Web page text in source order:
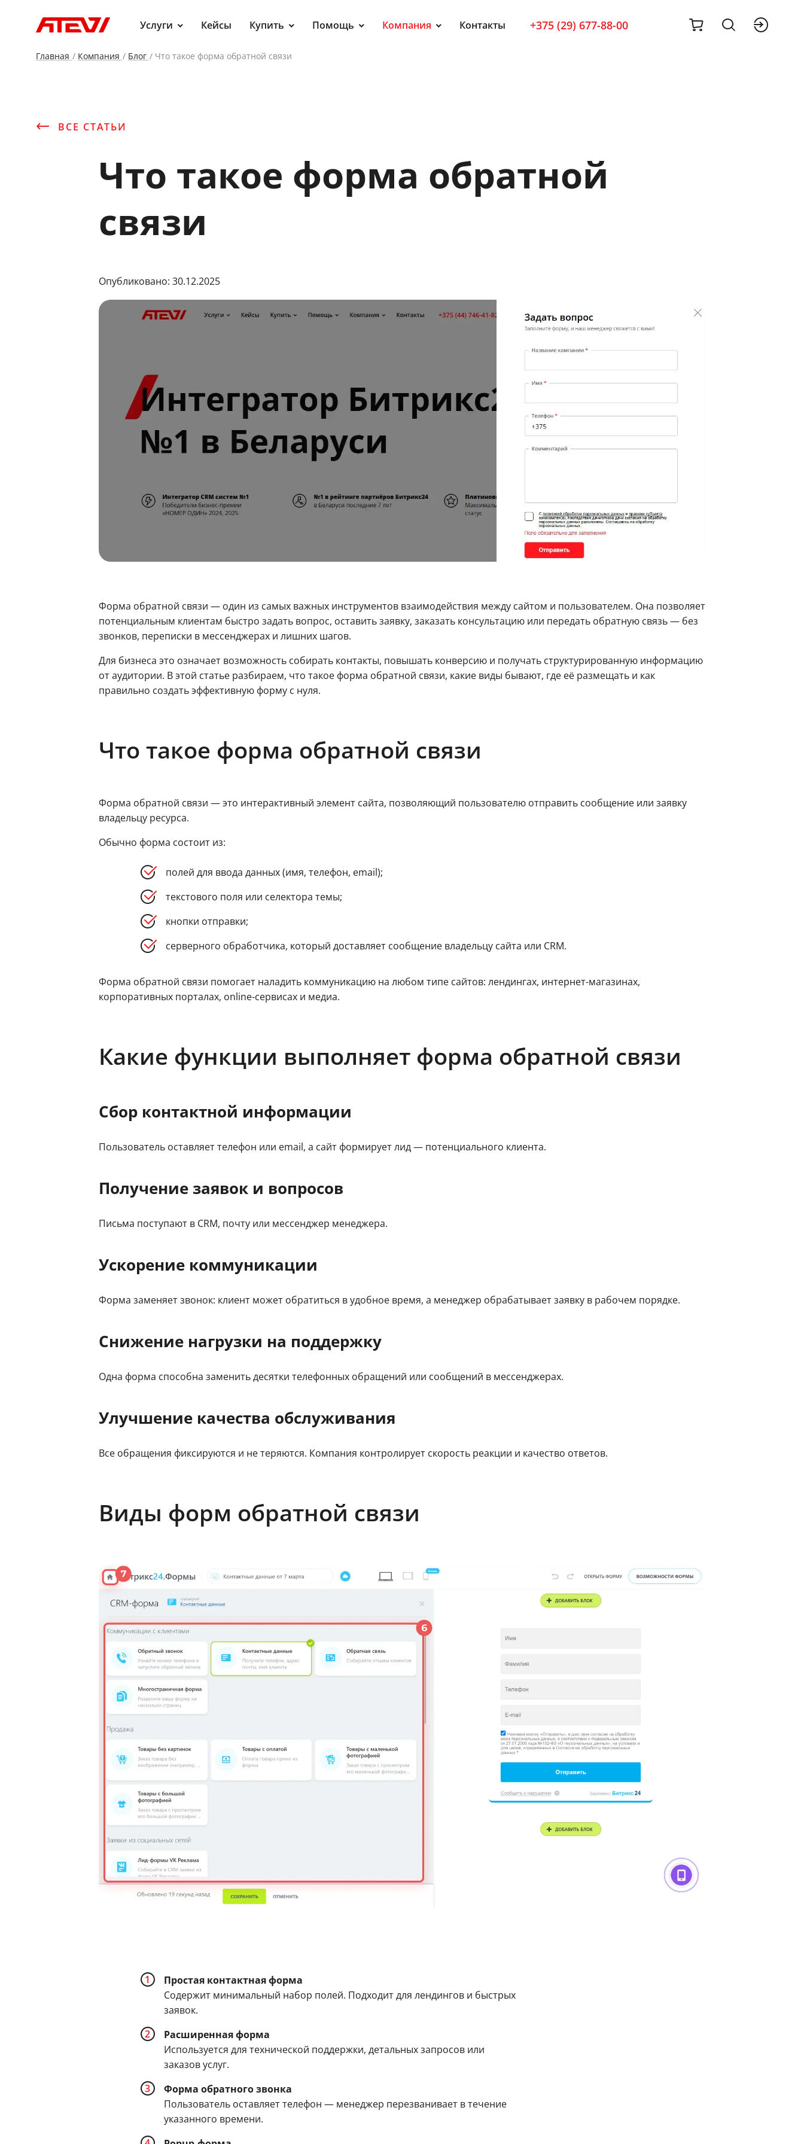
Услуги Кейсы Купить Помощь Компания Контакты +375 (29) 677-88-00 cart
Главная Компания Блог Что такое форма обратной связи
ВСЕ СТАТЬИ
Что такое форма обратной
связи
Опубликовано: 30.12.2025
Форма обратной связи — один из самых важных инструментов взаимодействия между сайтом и пользователем. Она позволяет
потенциальным клиентам быстро задать вопрос, оставить заявку, заказать консультацию или передать обратную связь — без
звонков, переписки в мессенджерах и лишних шагов.
Для бизнеса это означает возможность собирать контакты, повышать конверсию и получать структурированную информацию
от аудитории. В этой статье разбираем, что такое форма обратной связи, какие виды бывают, где её размещать и как
правильно создать эффективную форму с нуля.
Что такое форма обратной связи
Форма обратной связи — это интерактивный элемент сайта, позволяющий пользователю отправить сообщение или заявку
владельцу ресурса.
Обычно форма состоит из:
полей для ввода данных (имя, телефон, email);
текстового поля или селектора темы;
кнопки отправки;
серверного обработчика, который доставляет сообщение владельцу сайта или CRM.
Форма обратной связи помогает наладить коммуникацию на любом типе сайтов: лендингах, интернет-магазинах,
корпоративных порталах, online-сервисах и медиа.
Какие функции выполняет форма обратной связи
Сбор контактной информации
Пользователь оставляет телефон или email, а сайт формирует лид — потенциального клиента.
Получение заявок и вопросов
Письма поступают в CRM, почту или мессенджер менеджера.
Ускорение коммуникации
Форма заменяет звонок: клиент может обратиться в удобное время, а менеджер обрабатывает заявку в рабочем порядке.
Снижение нагрузки на поддержку
Одна форма способна заменить десятки телефонных обращений или сообщений в мессенджерах.
Улучшение качества обслуживания
Все обращения фиксируются и не теряются. Компания контролирует скорость реакции и качество ответов.
Виды форм обратной связи
Простая контактная форма
Содержит минимальный набор полей. Подходит для лендингов и быстрых
заявок.
Расширенная форма
Используется для технической поддержки, детальных запросов или
заказов услуг.
Форма обратного звонка
Пользователь оставляет телефон — менеджер перезванивает в течение
указанного времени.